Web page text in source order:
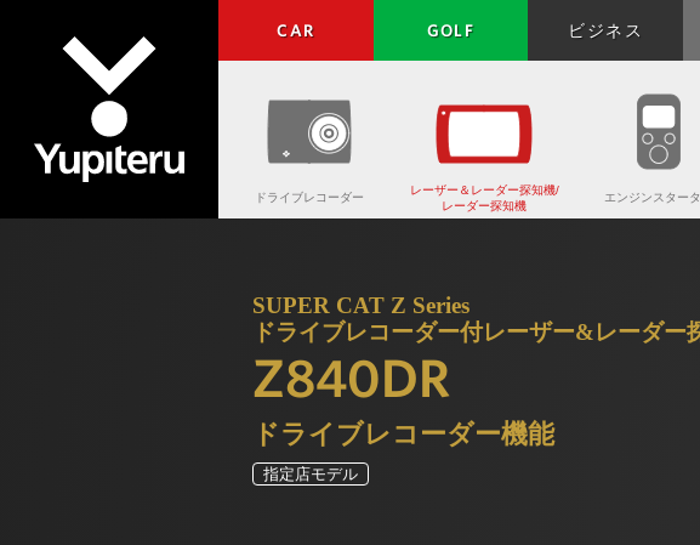
CAR GOLF ビジネス
ドライブレコーダー
レーザー＆レーダー探知機/
レーダー探知機
エンジンスター
SUPER CAT Z Series
ドライブレコーダー付レーザー&レーダー
Z840DR
ドライブレコーダー機能
指定店モデル